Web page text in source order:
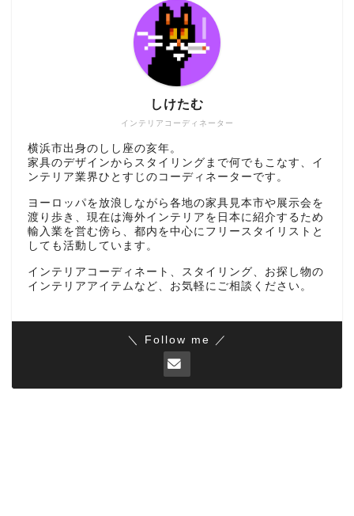
インテリアコーディネーター
しけたむ
横浜市出身のしし座の亥年。
家具のデザインからスタイリングまで何でもこなす、イ
ンテリア業界ひとすじのコーディネーターです。
ヨーロッパを放浪しながら各地の家具見本市や展示会を
渡り歩き、現在は海外インテリアを日本に紹介するため
輸入業を営む傍ら、都内を中心にフリースタイリストと
しても活動しています。
インテリアコーディネート、スタイリング、お探し物の
インテリアアイテムなど、お気軽にご相談ください。
＼ Follow me ／